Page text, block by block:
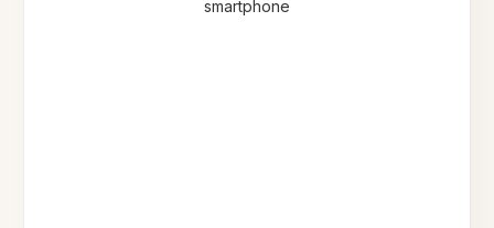
smartphone